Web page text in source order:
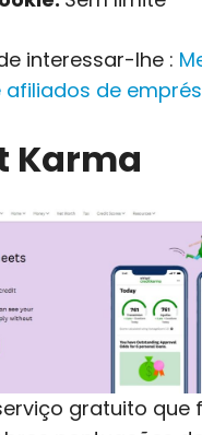
interessar-lhe :
de
Karma
gratuito que